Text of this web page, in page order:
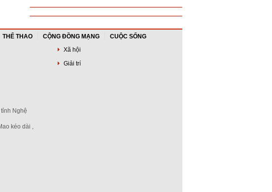
THỂ THAO CỘNG ĐỒNG MẠNG
CUỘC SỐNG
Xã hội
Giải trí
Nghệ
kéo dài ,